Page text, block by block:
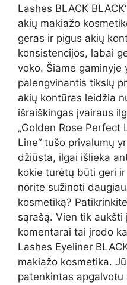
Lashes BLACK
akių makiažo
geras ir pigus akių
konsistencijos, labai
voko. Šiame gaminyje
palengvinantis tikslų
akių kontūras leidžia
išraiškingas įvairaus
„Golden Rose Perfect
Line“ tušo privalumų
džiūsta, ilgai išlieka
kokie turėtų būti geri
norite sužinoti
kosmetiką?
sąrašą. Vien tik
komentarai tai įrodo
Lashes Eyeliner
makiažo kosmetika.
patenkintas apgalvotu